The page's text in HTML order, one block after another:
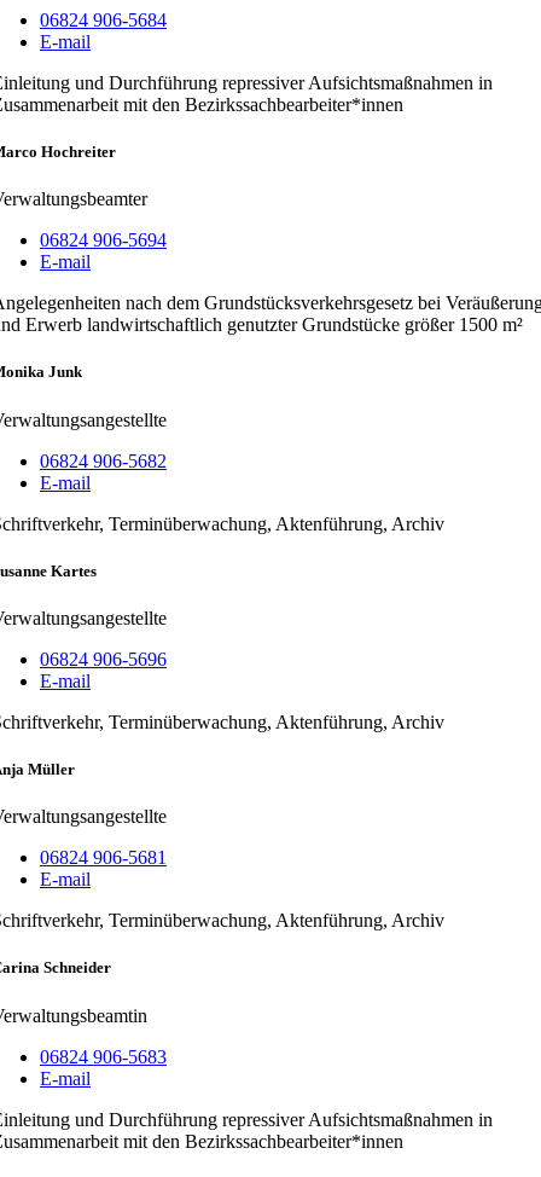
06824 906-5684
E-mail
und Durchführung repressiver Aufsichtsmaßnahmen in
mit den Bezirkssachbearbeiter*innen
Hochreiter
06824 906-5694
E-mail
nach dem Grundstücksverkehrsgesetz bei
Erwerb landwirtschaftlich genutzter Grundstücke größer 1500 m²
Junk
06824 906-5682
E-mail
Terminüberwachung, Aktenführung, Archiv
Kartes
06824 906-5696
E-mail
Terminüberwachung, Aktenführung, Archiv
Müller
06824 906-5681
E-mail
Terminüberwachung, Aktenführung, Archiv
Schneider
06824 906-5683
E-mail
und Durchführung repressiver Aufsichtsmaßnahmen in
mit den Bezirkssachbearbeiter*innen